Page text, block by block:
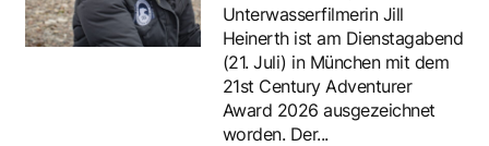
Unterwasserfilmerin Jill
Heinerth ist am Dienstagabend
(21. Juli) in München mit dem
21st Century Adventurer
Award 2026 ausgezeichnet
worden. Der...